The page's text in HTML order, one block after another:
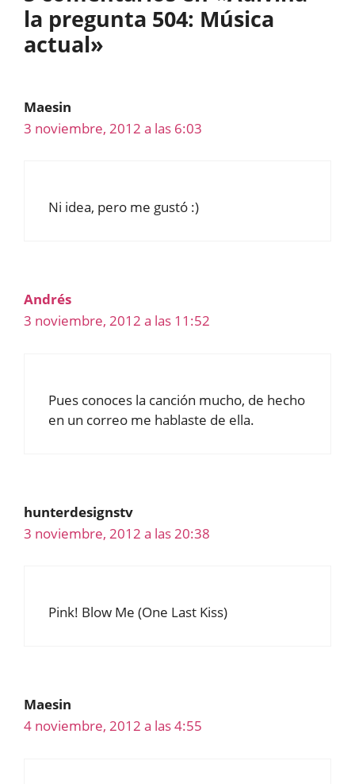
la pregunta 504: Música
actual»
Maesin
3 noviembre, 2012 a las 6:03
Ni idea, pero me gustó :)
Andrés
3 noviembre, 2012 a las 11:52
Pues conoces la canción mucho, de hecho
en un correo me hablaste de ella.
hunterdesignstv
3 noviembre, 2012 a las 20:38
Pink! Blow Me (One Last Kiss)
Maesin
4 noviembre, 2012 a las 4:55